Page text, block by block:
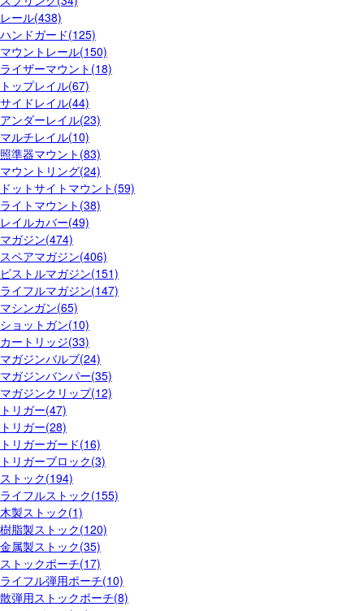
レール(438)
ハンドガード(125)
マウントレール(150)
ライザーマウント(18)
トップレイル(67)
サイドレイル(44)
アンダーレイル(23)
マルチレイル(10)
照準器マウント(83)
マウントリング(24)
ドットサイトマウント(59)
ライトマウント(38)
レイルカバー(49)
マガジン(474)
スペアマガジン(406)
ピストルマガジン(151)
ライフルマガジン(147)
マシンガン(65)
ショットガン(10)
カートリッジ(33)
マガジンバルブ(24)
マガジンバンパー(35)
マガジンクリップ(12)
トリガー(47)
トリガー(28)
トリガーガード(16)
トリガーブロック(3)
ストック(194)
ライフルストック(155)
木製ストック(1)
樹脂製ストック(120)
金属製ストック(35)
ストックポーチ(17)
ライフル弾用ポーチ(10)
散弾用ストックポーチ(8)